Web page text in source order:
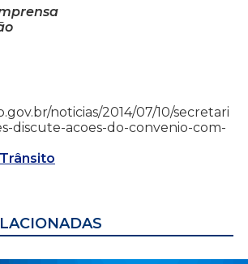
noticias/2014/07/10/secretari
discute-acoes-do-convenio-com-
Trânsito